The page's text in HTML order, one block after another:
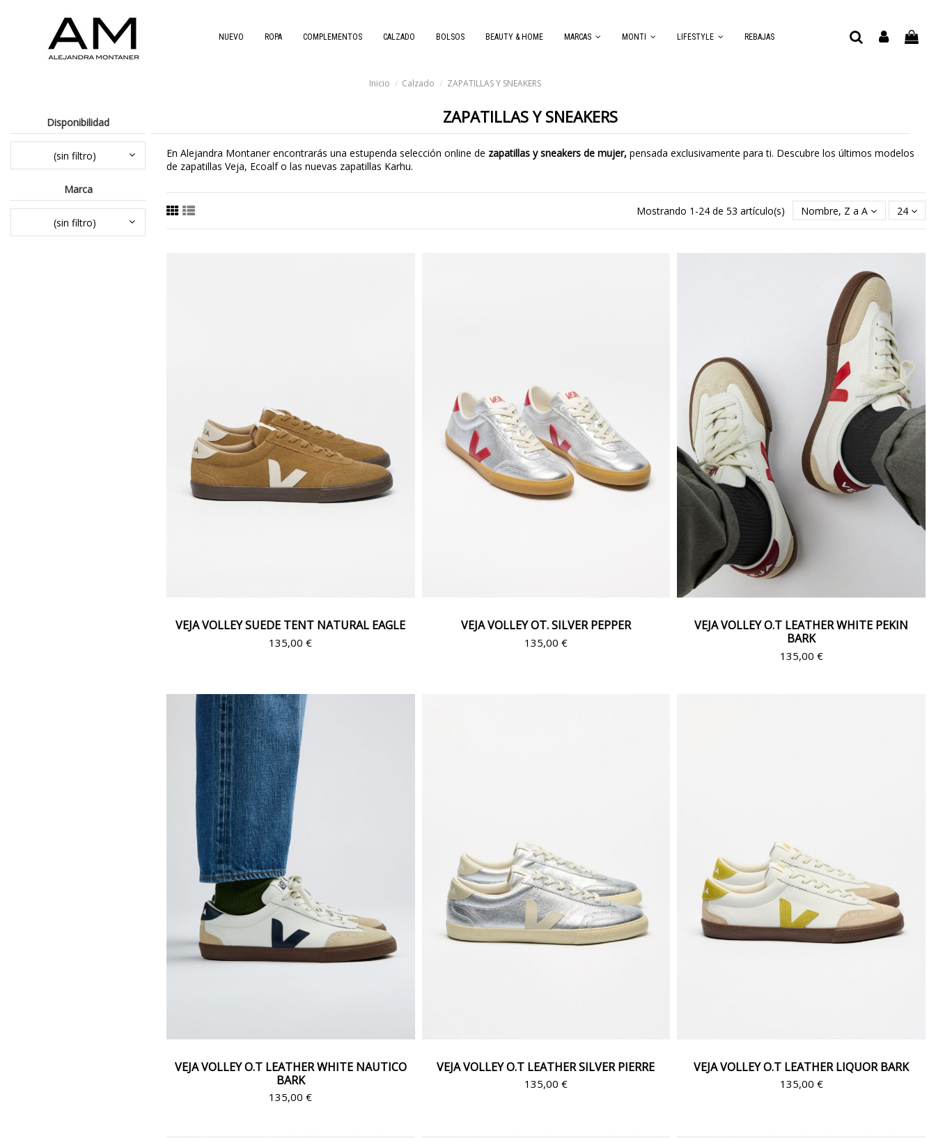
NUEVO ROPA COMPLEMENTOS CALZADO BOLSOS BEAUTY & HOME MARCAS MONTI LIFESTYLE REBAJAS
Inicio Calzado ZAPATILLAS Y SNEAKERS
ZAPATILLAS Y SNEAKERS
En Alejandra Montaner encontrarás una estupenda selección online de zapatillas y sneakers de mujer, pensada exclusivamente para ti. Descubre los últimos modelos
de zapatillas Veja, Ecoalf o las nuevas zapatillas Karhu.
Mostrando 1-24 de 53 artículo(s) Nombre, Z a A 24
VEJA VOLLEY SUEDE TENT NATURAL EAGLE
135,00 €
VEJA VOLLEY OT. SILVER PEPPER
135,00 €
VEJA VOLLEY O.T LEATHER WHITE PEKIN
BARK
135,00 €
VEJA VOLLEY O.T LEATHER WHITE NAUTICO
BARK
135,00 €
VEJA VOLLEY O.T LEATHER SILVER PIERRE
135,00 €
VEJA VOLLEY O.T LEATHER LIQUOR BARK
135,00 €
Disponibilidad
(sin filtro)
Marca
(sin filtro)